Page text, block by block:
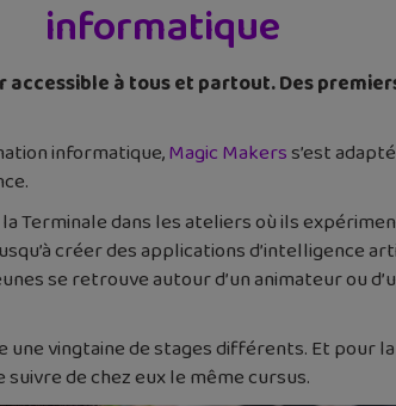
informatique
à tous et partout. Des
informatique,Magic Makerss’est
la Terminale dans les ateliers où ils
créer des applications d’intelligence
se retrouve autour d’un animateur ou
vingtaine de stages différents. Et pour
de chez eux le même cursus.